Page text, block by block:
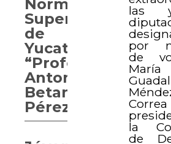
las
por
de
María
la
de
Normal
Superior
de
Yucatán
“Profesor
Antonio
Betancourt
Pérez”